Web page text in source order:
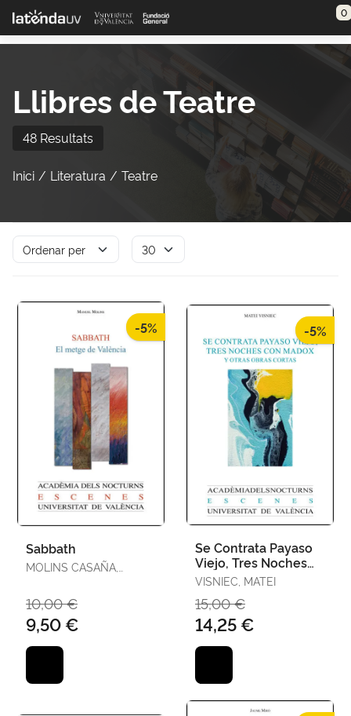
Saltar al contenido principal 0
Llibres de Teatre
48 Resultats
Inici Literatura Teatre
-5%
Sabbath
MOLINS CASAÑA,
10,00 €
9,50 €
-5%
Se Contrata Payaso
Viejo, Tres Noches
con Madox y Otras
Obras Cortas
VISNIEC, MATEI
15,00 €
14,25 €